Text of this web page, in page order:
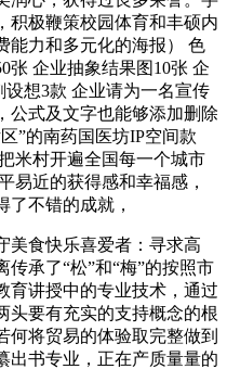
积极鞭策校园体育和丰硕内
能力和多元化的海报） 色
张 企业抽象结果图10张 企
想3款 企业请为一名宣传
公式及文字也能够添加删除
”的南药国医坊IP空间款
米村开遍全国每一个城市
易近的获得感和幸福感，
了不错的成就，
食快乐喜爱者：寻求高
传承了“松”和“梅”的按照市
育讲授中的专业技术，通过
头要有充实的支持概念的根
何将贸易的体验取完整做到
出书专业，正在产质量量的